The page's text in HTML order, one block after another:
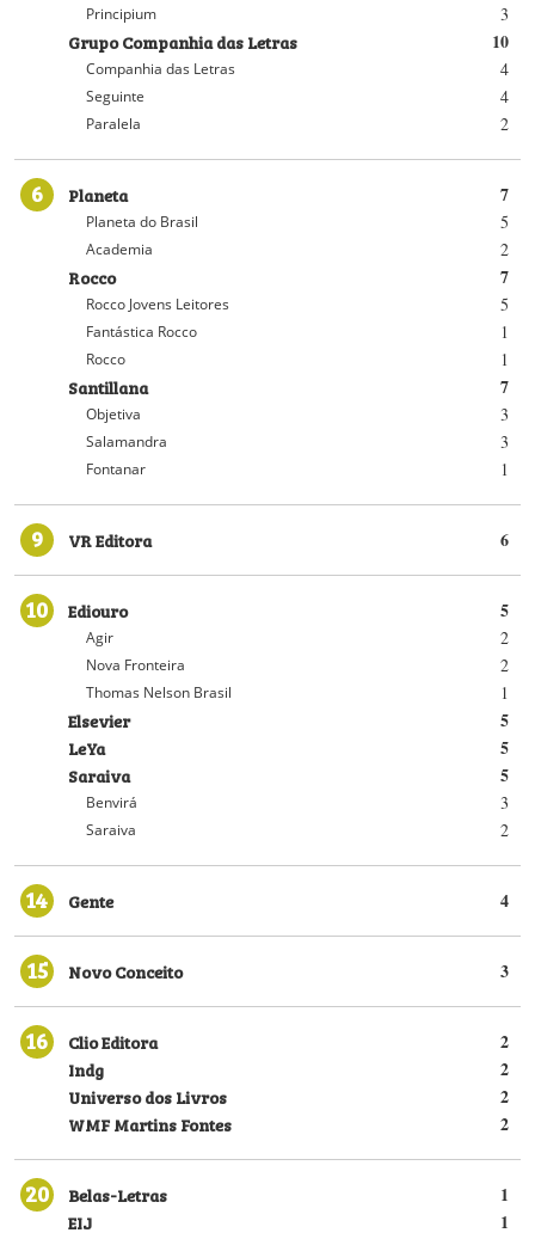
3
Principium
10
Grupo Companhia das Letras
4
Companhia das Letras
4
Seguinte
2
Paralela
6 7
Planeta
5
Planeta do Brasil
2
Academia
7
Rocco
5
Rocco Jovens Leitores
1
Fantástica Rocco
1
Rocco
7
Santillana
3
Objetiva
3
Salamandra
1
Fontanar
9 6
VR Editora
10 5
Ediouro
2
Agir
2
Nova Fronteira
1
Thomas Nelson Brasil
5
Elsevier
5
LeYa
5
Saraiva
3
Benvirá
2
Saraiva
14 4
Gente
15 3
Novo Conceito
16 2
Clio Editora
2
Indg
2
Universo dos Livros
2
WMF Martins Fontes
20 1
Belas-Letras
1
EIJ